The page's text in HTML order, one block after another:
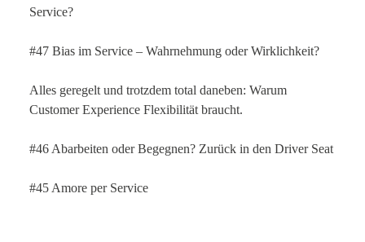
Service?
#47 Bias im Service – Wahrnehmung oder Wirklichkeit?
Alles geregelt und trotzdem total daneben: Warum
Customer Experience Flexibilität braucht.
#46 Abarbeiten oder Begegnen? Zurück in den Driver Seat
#45 Amore per Service